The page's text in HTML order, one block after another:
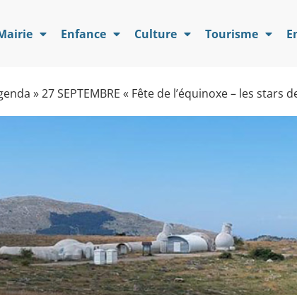
Enfance Culture Tourisme
»27 SEPTEMBRE « Fête de l’équinoxe – les stars